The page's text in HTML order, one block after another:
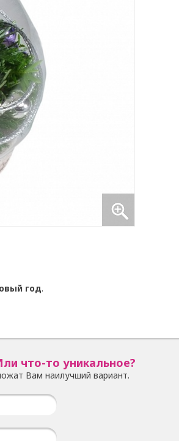
год.
что-то уникальное?
Вам наилучший вариант.